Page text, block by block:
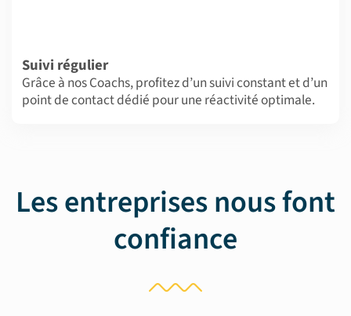
Suivi régulier
Grâce à nos Coachs, profitez d’un suivi constant et d’un
point de contact dédié pour une réactivité optimale.
Les entreprises nous font
confiance